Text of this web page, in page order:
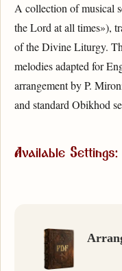
A collection of musical
the Lord at all times»),
of the Divine Liturgy.
melodies adapted for
arrangement by P.
and standard Obikhod
Available Settings: